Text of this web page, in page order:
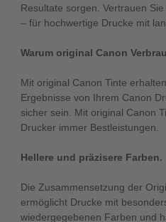
Resultate sorgen. Vertrauen
– für hochwertige Drucke mit
Warum original Canon
Mit original Canon Tinte
Ergebnisse von Ihrem Canon
sicher sein. Mit original Canon
Drucker immer Bestleistungen.
Hellere und präzisere Farben.
Die Zusammensetzung der
ermöglicht Drucke mit
wiedergegebenen Farben und